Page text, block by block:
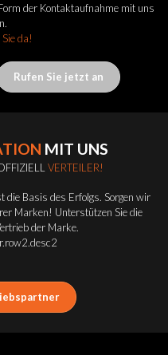
der Kontaktaufnahme mit uns
da!
Rufen Sie jetzt an
MIT UNS
VERTEILER!
die Basis des Erfolgs. Sorgen wir
Marken! Unterstützen Sie die
der Marke.